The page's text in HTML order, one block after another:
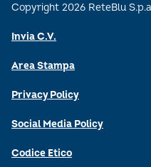
Copyright 2026 ReteBlu
Invia C.V.
Area Stampa
Privacy Policy
Social Media Policy
Codice Etico